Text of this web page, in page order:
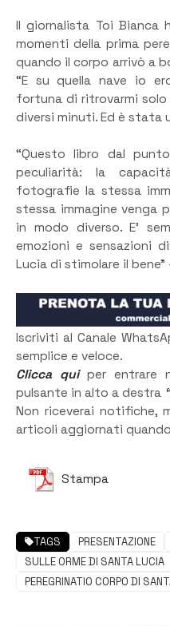
Il giornalista Toi Bianca
momenti della prima
quando il corpo arrivò a
“E su quella nave io
fortuna di ritrovarmi
diversi minuti. Ed è stata
“Questo libro dal
peculiarità: la
fotografie la stessa
stessa immagine
in modo diverso. E’
emozioni e sensazioni
Lucia di stimolare il
Iscriviti al Canale
semplice e veloce.
Clicca quiper entrare
pulsante in alto a destra
Non riceverai notifiche,
articoli aggiornati
Stampa
TAGS PRESENTAZIONE
SULLE ORME DI SANTA LUCIA
PEREGRINATIO CORPO DI